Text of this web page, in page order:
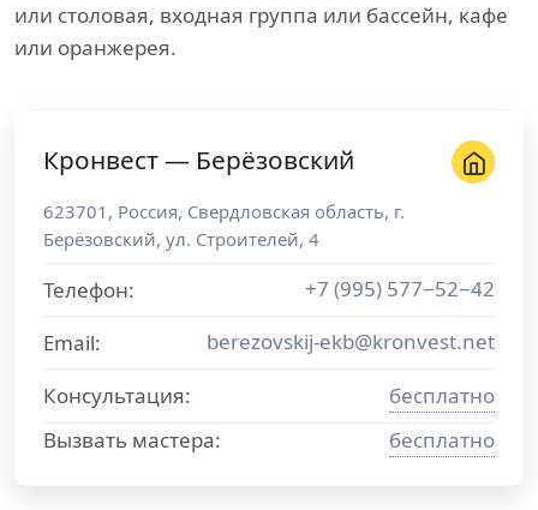
или столовая, входная группа или бассейн, кафе
или оранжерея.
Кронвест — Берёзовский
623701 , Россия, Свердловская область, г.
Берёзовский, ул. Строителей, 4
Телефон:
+7 (995) 577−52−42
Email:
berezovskij-ekb@kronvest.net
Консультация:
бесплатно
Вызвать мастера:
бесплатно